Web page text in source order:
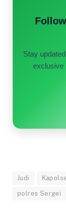
Stay
exclusive
Judi
polres Sergei